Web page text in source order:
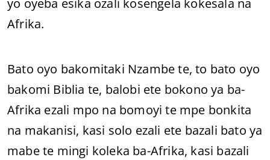
yo oyeba esika ozali kosengela kokesala na
Afrika.
Bato oyo bakomitaki Nzambe te, to bato oyo
bakomi Biblia te, balobi ete bokono ya ba-
Afrika ezali mpo na bomoyi te mpe bonkita
na makanisi, kasi solo ezali ete bazali bato ya
mabe te mingi koleka ba-Afrika, kasi bazali